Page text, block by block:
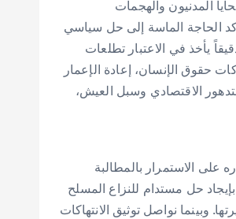
لا الحصر: الضحايا المدنيون والهجمات
الحاجة الماسة إلى حل سياسي
يأخذ في الاعتبار تطلعات
حقوق الإنسان، إعادة الإعمار
الاقتصادي وسبل العيش،
الاستمرار بالمطالبة
حل مستدام للنزاع المسلح
وبينما نواصل توثيق الانتهاكات